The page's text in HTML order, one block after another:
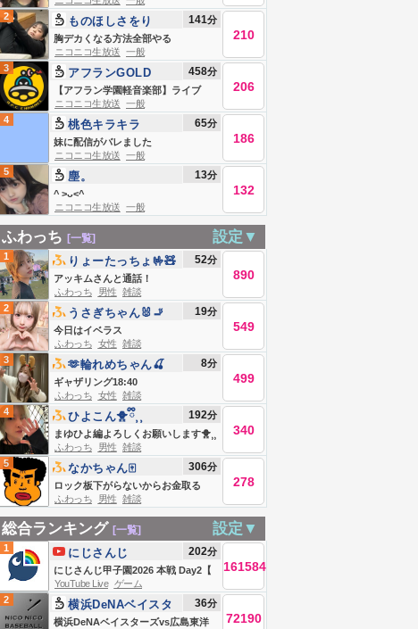
2
胸デカくなる方法全部やる
ものほしさをり 141分
210
ニコニコ生放送 一般
3
【アフラン学園軽音楽部】ライブ
アフランGOLD 458分
206
ニコニコ生放送 一般
4
妹に配信がバレました
桃色キラキラ 65分
186
ニコニコ生放送 一般
5
^ >ᴗ<^
塵。 13分
132
ニコニコ生放送 一般
ふわっち [一覧] 設定▼
1
アッキムさんと通話！
りょーたっちょ🤟🧸 52分
890
ふわっち 男性 雑談
2
今日はイベラス
‎うさぎちゃん🐰🚬 19分
549
ふわっち 女性 雑談
3
ギャザリング18:40
🫶輪れめちゃん🍒 8分
499
ふわっち 女性 雑談
4
まゆひよ編よろしくお願いします🐥⸒⸒
ひよこん🐥ྀི⸒⸒ 192分
340
ふわっち 男性 雑談
5
ロック板下がらないからお金取る
なかちゃん🀄️ 306分
278
ふわっち 男性 雑談
総合ランキング [一覧] 設定▼
1
にじさんじ甲子園2026 本戦 Day2【
#にじ甲2026_Day2 】
にじさんじ 202分
161584
YouTube Live ゲーム
2
横浜DeNAベイスターズvs広島東洋
横浜DeNAベイスタ
ーズvs広島東洋カー
36分
72190